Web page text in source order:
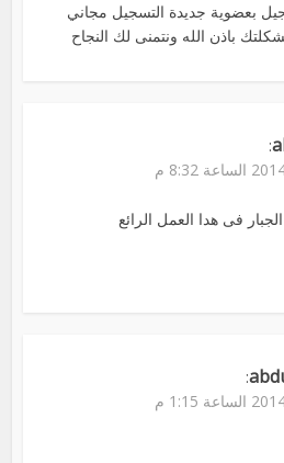
بعضوية جديدة التسجيل مجاني
باذن الله ونتمنى لك النجاح
:
فى هدا العمل الرائع
: